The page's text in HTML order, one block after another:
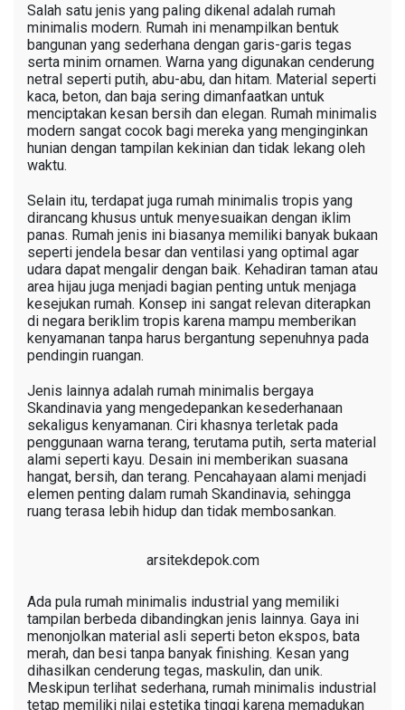
Salah satu jenis yang paling dikenal adalah rumah
minimalis modern. Rumah ini menampilkan bentuk
bangunan yang sederhana dengan garis-garis tegas
serta minim ornamen. Warna yang digunakan cenderung
netral seperti putih, abu-abu, dan hitam. Material seperti
kaca, beton, dan baja sering dimanfaatkan untuk
menciptakan kesan bersih dan elegan. Rumah minimalis
modern sangat cocok bagi mereka yang menginginkan
hunian dengan tampilan kekinian dan tidak lekang oleh
waktu.
Selain itu, terdapat juga rumah minimalis tropis yang
dirancang khusus untuk menyesuaikan dengan iklim
panas. Rumah jenis ini biasanya memiliki banyak bukaan
seperti jendela besar dan ventilasi yang optimal agar
udara dapat mengalir dengan baik. Kehadiran taman atau
area hijau juga menjadi bagian penting untuk menjaga
kesejukan rumah. Konsep ini sangat relevan diterapkan
di negara beriklim tropis karena mampu memberikan
kenyamanan tanpa harus bergantung sepenuhnya pada
pendingin ruangan.
Jenis lainnya adalah rumah minimalis bergaya
Skandinavia yang mengedepankan kesederhanaan
sekaligus kenyamanan. Ciri khasnya terletak pada
penggunaan warna terang, terutama putih, serta material
alami seperti kayu. Desain ini memberikan suasana
hangat, bersih, dan terang. Pencahayaan alami menjadi
elemen penting dalam rumah Skandinavia, sehingga
ruang terasa lebih hidup dan tidak membosankan.
arsitekdepok.com
Ada pula rumah minimalis industrial yang memiliki
tampilan berbeda dibandingkan jenis lainnya. Gaya ini
menonjolkan material asli seperti beton ekspos, bata
merah, dan besi tanpa banyak finishing. Kesan yang
dihasilkan cenderung tegas, maskulin, dan unik.
Meskipun terlihat sederhana, rumah minimalis industrial
tetap memiliki nilai estetika tinggi karena memadukan